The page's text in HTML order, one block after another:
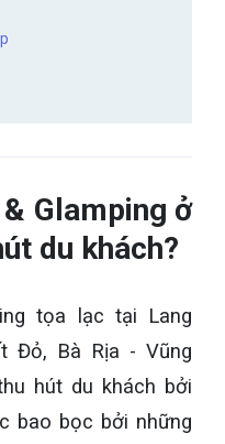
Glamping ở
du khách?
tọa lạc tại Lang
Đỏ, Bà Rịa - Vũng
hút du khách bởi
bao bọc bởi những